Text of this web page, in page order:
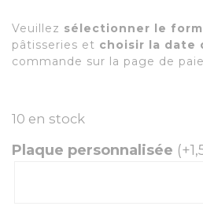
Veuillez sélectionner le
pâtisseries et choisir la date
commande sur la page de
10 en stock
Plaque personnalisée (+